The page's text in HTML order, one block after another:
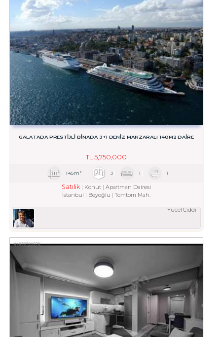
GALATADA PRESTİJLİ BİNADA 3+1 DENİZ MANZARALI 140M2 DAİRE
TL5,750,000
145m² 3 1 1
Satılık Konut
Apartman Dairesi
İstanbul
Beyoğlu Tomtom Mah.
Yücel Ciddi